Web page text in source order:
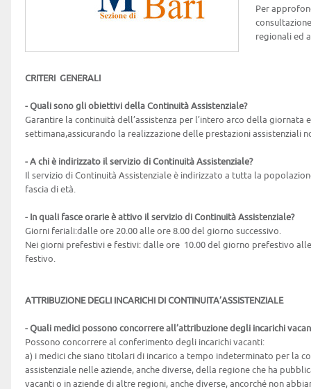
Per
regionali ed
CRITERI GENERALI
- Quali sono gli obiettivi della Continuità Assistenziale?
Garantire la continuità dell’assistenza per l’intero arco della giornata
settimana,assicurando la realizzazione delle prestazioni assistenziali
- A chi è indirizzato il servizio di Continuità Assistenziale?
Il servizio di Continuità Assistenziale è indirizzato a tutta la
fascia di età.
- In quali fasce orarie è attivo il servizio di Continuità Assistenziale?
Giorni feriali:dalle ore 20.00 alle ore 8.00 del giorno successivo.
Nei giorni prefestivi e festivi: dalle ore 10.00 del giorno prefestivo
festivo.
ATTRIBUZIONE DEGLI INCARICHI DI CONTINUITA’ASSISTENZIALE
- Quali medici possono concorrere all’attribuzione degli incarichi
Possono concorrere al conferimento degli incarichi vacanti:
a) i medici che siano titolari di incarico a tempo indeterminato per la
assistenziale nelle aziende, anche diverse, della regione che ha
vacanti o in aziende di altre regioni, anche diverse, ancorché non